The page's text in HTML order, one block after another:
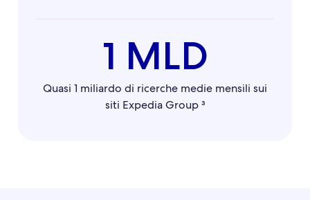
1 MLD
Quasi 1 miliardo di ricerche medie mensili sui
siti Expedia Group ³